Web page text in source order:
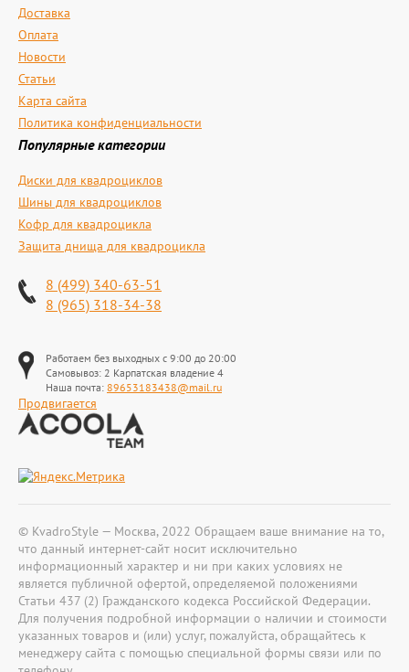
Доставка
Оплата
Новости
Статьи
Карта сайта
Политика конфиденциальности
Популярные категории
Диски для квадроциклов
Шины для квадроциклов
Кофр для квадроцикла
Защита днища для квадроцикла
8 (499) 340-63-51
8 (965) 318-34-38
Работаем без выходных с 9:00 до 20:00
Самовывоз: 2 Карпатская владение 4
Наша почта: 89653183438@mail.ru
Продвигается
© KvadroStyle — Москва, 2022 Обращаем ваше внимание на то,
что данный интернет-сайт носит исключительно
информационный характер и ни при каких условиях не
является публичной офертой, определяемой положениями
Статьи 437 (2) Гражданского кодекса Российской Федерации.
Для получения подробной информации о наличии и стоимости
указанных товаров и (или) услуг, пожалуйста, обращайтесь к
менеджеру сайта с помощью специальной формы связи или по